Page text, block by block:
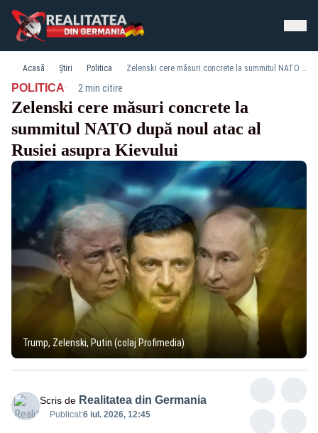
Acasă Știri Politica Zelenski cere măsuri concrete la summitul NATO după noul atac al Rusiei asupra Kievului
POLITICA· 2 min citire
Zelenski cere măsuri concrete la
summitul NATO după noul atac al
Rusiei asupra Kievului
Trump, Zelenski, Putin (colaj Profimedia)
Scris de Realitatea din Germania
Publicat:6 iul. 2026, 12:45